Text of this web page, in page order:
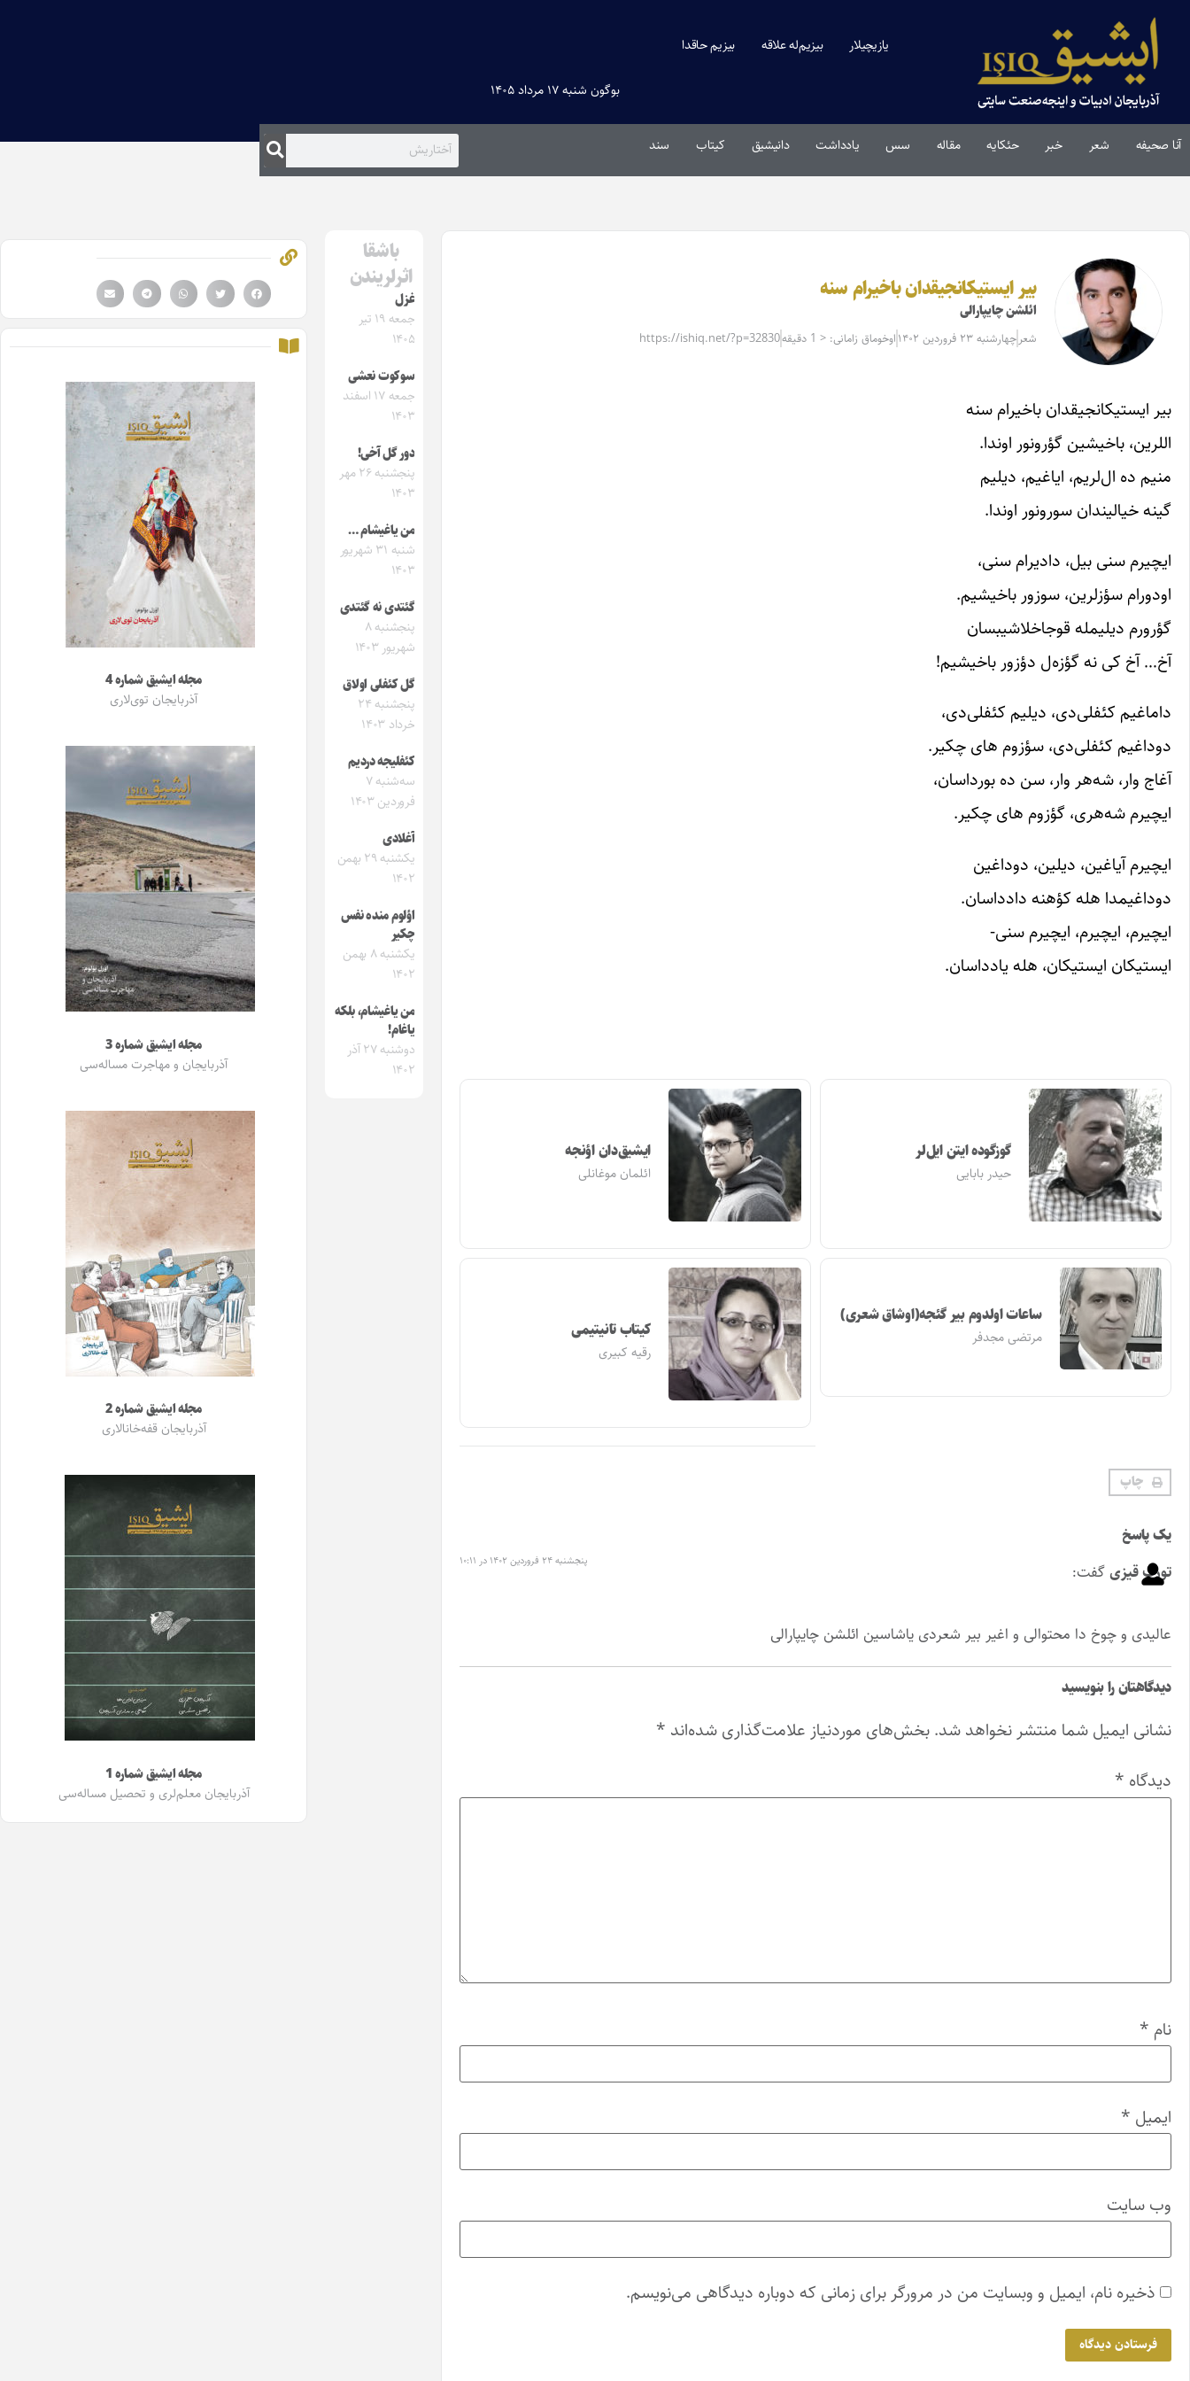
یازیچیلار بیزیم‌له علاقه بیزیم حاقدا
بوگون شنبه ۱۷ مرداد ۱۴۰۵
آنا صحیفه شعر خبر حئکایه مقاله‌ سس یادداشت دانیشیق کیتاب سند
بیر ایستیکانجیقدان باخیرام سنه
ائلشن چایپارالی
شعر چهارشنبه ۲۳ فروردین ۱۴۰۲ اوخوماق زامانی: < 1 دقیقه https://ishiq.net/?p=32830
بیر ایستیکانجیقدان باخیرام سنه
اللرین، باخیشین گؤرونور اوندا.
منیم ده ال‌لریم، ایاغیم، دیلیم
گینه خیالیندان سورونور اوندا.
ایچیرم سنی بیل، دادیرام سنی،
اودورام سؤزلرین، سوزور باخیشیم.
گؤرورم دیلیمله قوجاخلاشیبسان
آخ… آخ کی نه گؤزه‌ل دؤزور باخیشیم!
داماغیم کئفلی‌دی، دیلیم کئفلی‌دی،
دوداغیم کئفلی‌دی، سؤزوم های چکیر.
آغاج وار، شه‌هر وار، سن ده بورداسان،
ایچیرم شه‌هری، گؤزوم های چکیر.
ایچیرم آیاغین، دیلین، دوداغین
دوداغیمدا هله کؤهنه دادداسان.
ایچیرم، ایچیرم، ایچیرم سنی-
ایستیکان ایستیکان، هله یادداسان.
گوزگوده ایتن ایل‌لر
حیدر بابایی
ایشیق‌دان اؤنجه
ائلمان موغانلی
ساعات اولدوم بیر گئجه(اوشاق شعری)
مرتضی مجدفر کیتاب تانیتیمی
رقیه کبیری
چاپ
یک پاسخ
تورک قیزیگفت: پنجشنبه ۲۴ فروردین ۱۴۰۲ در ۱۰:۱۱
عالیدی و چوخ دا محتوالی و اغیر بیر شعردی یاشاسین ائلشن چایپارالی
دیدگاهتان را بنویسید
نشانی ایمیل شما منتشر نخواهد شد. بخش‌های موردنیاز علامت‌گذاری شده‌اند *
دیدگاه *
نام *
ایمیل *
وب‌ سایت
ذخیره نام، ایمیل و وبسایت من در مرورگر برای زمانی که دوباره دیدگاهی می‌نویسم.
باشقا
اثرلریندن
غزل
جمعه ۱۹ تیر
۱۴۰۵
سوکوت نعشی
جمعه ۱۷ اسفند
۱۴۰۳
دور گل آخی!
پنجشنبه ۲۶ مهر
۱۴۰۳
من یاغیشام …
شنبه ۳۱ شهریور
۱۴۰۳
گئتدی نه گئتدی
پنجشنبه ۸
شهریور ۱۴۰۳
گل کئفلی اولاق
پنجشنبه ۲۴
خرداد ۱۴۰۳
کئفلیجه دردیم
سه‌شنبه ۷
فروردین ۱۴۰۳
آغلادی
یکشنبه ۲۹ بهمن
۱۴۰۲
اؤلوم منده نفس
چکیر
یکشنبه ۸ بهمن
۱۴۰۲
من یاغیشام، بلکه
یاغام!
دوشنبه ۲۷ آذر
۱۴۰۲
مجله ایشیق شماره 4
آذربایجان توی‌لاری
مجله ایشیق شماره 3
آذربایجان و مهاجرت مساله‌سی
مجله ایشیق شماره 2
آذربایجان قفه‌خانالاری
مجله ایشیق شماره 1
آذربایجان معلم‌لری و تحصیل مساله‌سی